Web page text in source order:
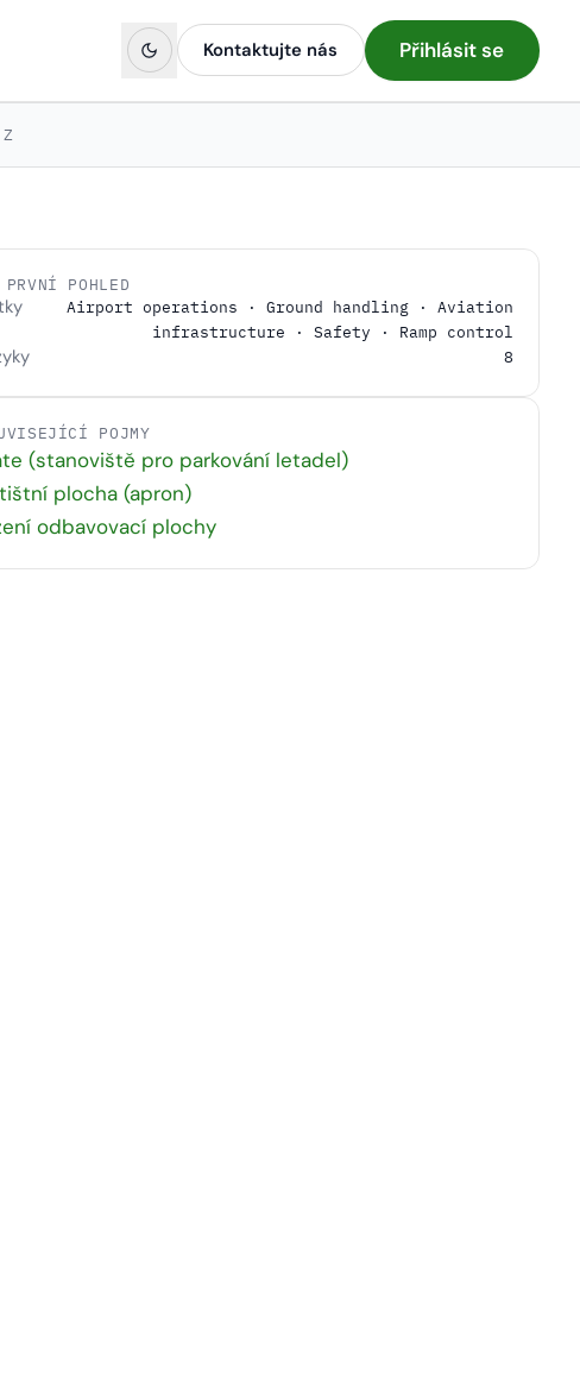
Kontaktujte nás Přihlásit se
Z
PRVNÍ POHLED
Airport operations · Ground handling · Aviation
infrastructure · Safety · Ramp control
8
POJMY
(stanoviště pro parkování letadel)
plocha (apron)
odbavovací plochy